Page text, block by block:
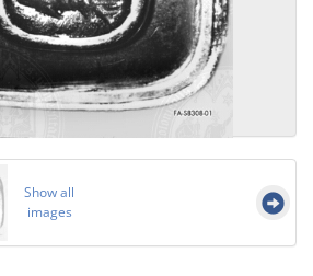
Show all
images